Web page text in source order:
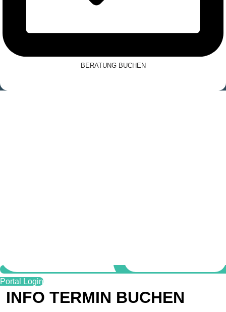
BERATUNG BUCHEN
Portal Login
INFO TERMIN BUCHEN